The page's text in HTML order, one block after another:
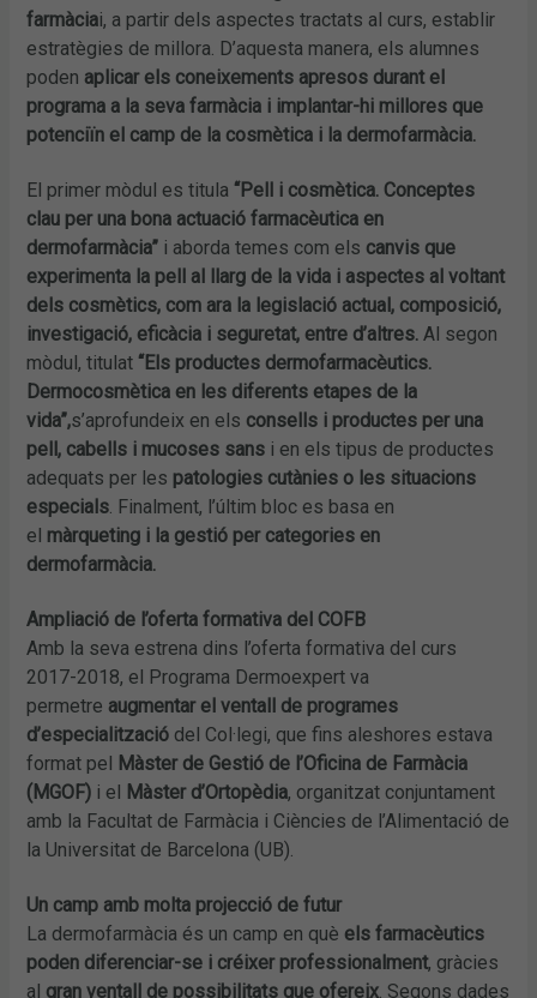
farmàciai, a partir dels aspectes tractats al curs, establir
estratègies de millora. D’aquesta manera, els alumnes
poden aplicar els coneixements apresos durant el
programa a la seva farmàcia i implantar-hi millores que
potenciïn el camp de la cosmètica i la dermofarmàcia.
El primer mòdul es titula “Pell i cosmètica. Conceptes
clau per una bona actuació farmacèutica en
dermofarmàcia” i aborda temes com els canvis que
experimenta la pell al llarg de la vida i aspectes al voltant
dels cosmètics, com ara la legislació actual, composició,
investigació, eficàcia i seguretat, entre d’altres. Al segon
mòdul, titulat “Els productes dermofarmacèutics.
Dermocosmètica en les diferents etapes de la
vida”,s’aprofundeix en els consells i productes per una
pell, cabells i mucoses sans i en els tipus de productes
adequats per les patologies cutànies o les situacions
especials. Finalment, l’últim bloc es basa en
el màrqueting i la gestió per categories en
dermofarmàcia.
Ampliació de l’oferta formativa del COFB
Amb la seva estrena dins l’oferta formativa del curs
2017-2018, el Programa Dermoexpert va
permetre augmentar el ventall de programes
d’especialització del Col·legi, que fins aleshores estava
format pel Màster de Gestió de l’Oficina de Farmàcia
(MGOF) i el Màster d’Ortopèdia, organitzat conjuntament
amb la Facultat de Farmàcia i Ciències de l’Alimentació de
la Universitat de Barcelona (UB).
Un camp amb molta projecció de futur
La dermofarmàcia és un camp en què els farmacèutics
poden diferenciar-se i créixer professionalment, gràcies
al gran ventall de possibilitats que ofereix . Segons dades